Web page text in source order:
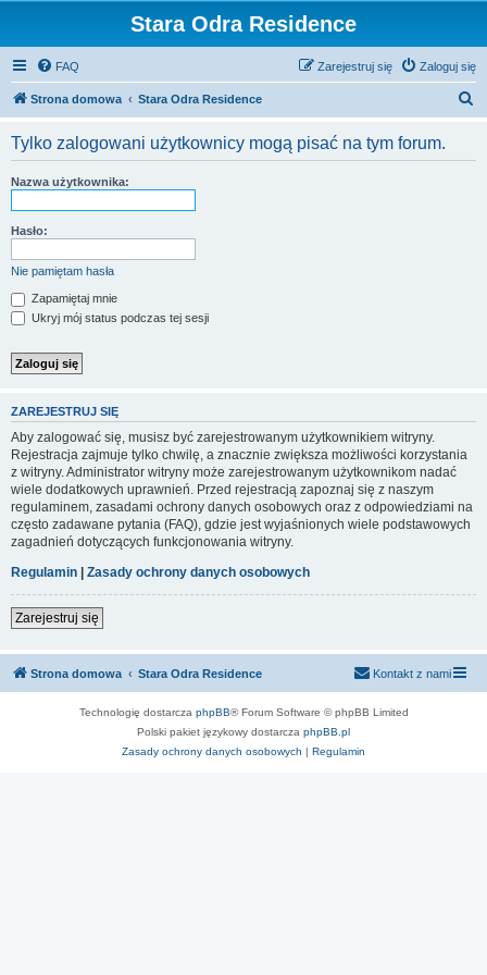
Stara Odra Residence
FAQ Zaloguj się
Zarejestruj się
Strona domowa Stara Odra Residence
Tylko zalogowani użytkownicy mogą pisać na tym forum.
Nazwa użytkownika:
Hasło:
Nie pamiętam hasła
Zapamiętaj mnie
Ukryj mój status podczas tej sesji
ZAREJESTRUJ SIĘ
Aby zalogować się, musisz być zarejestrowanym użytkownikiem witryny.
Rejestracja zajmuje tylko chwilę, a znacznie zwiększa możliwości korzystania
z witryny. Administrator witryny może zarejestrowanym użytkownikom nadać
wiele dodatkowych uprawnień. Przed rejestracją zapoznaj się z naszym
regulaminem, zasadami ochrony danych osobowych oraz z odpowiedziami na
często zadawane pytania (FAQ), gdzie jest wyjaśnionych wiele podstawowych
zagadnień dotyczących funkcjonowania witryny.
Regulamin | Zasady ochrony danych osobowych
Zarejestruj się
Strona domowa Stara Odra Residence Kontakt z nami
Technologię dostarcza phpBB® Forum Software © phpBB Limited
Polski pakiet językowy dostarcza phpBB.pl
Zasady ochrony danych osobowych | Regulamin